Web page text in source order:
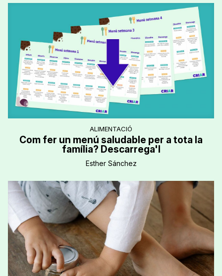
ALIMENTACIÓ
Com fer un menú saludable per a tota la
família? Descarrega'l
Esther Sánchez